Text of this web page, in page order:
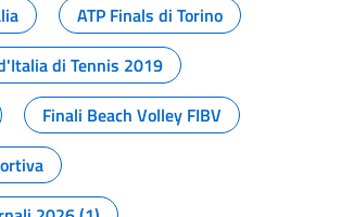
ATP Finals di Torino
di Tennis 2019
Finali Beach Volley FIBV